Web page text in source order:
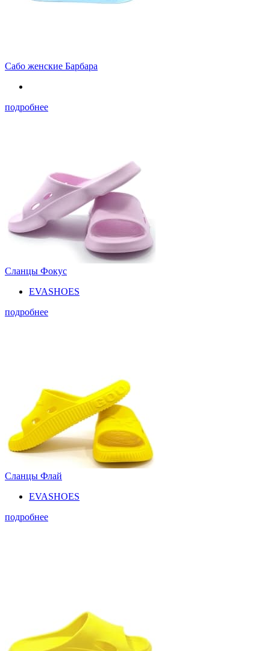
Сабо женские Барбара
подробнее
Сланцы Фокус
EVASHOES
подробнее
Сланцы Флай
EVASHOES
подробнее